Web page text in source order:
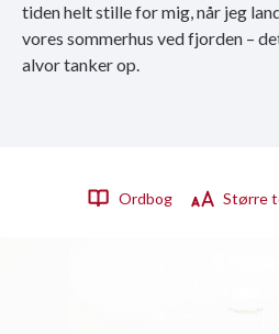
tiden helt stille for mig, når jeg
vores sommerhus ved fjorden –
alvor tanker op.
Ordbog Større